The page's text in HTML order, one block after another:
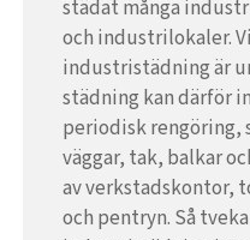
städat många
och industrilokaler.
industristädning är
städning kan därför
periodisk rengöring,
väggar, tak, balkar
av verkstadskontor,
och pentryn. Så